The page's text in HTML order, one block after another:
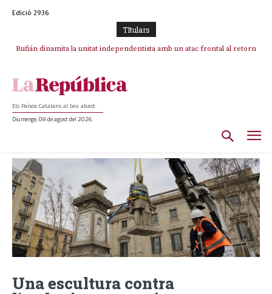
Edició 2936
TItulars
Rufián dinamita la unitat independentista amb un atac frontal al retorn
Els Països Catalans al teu abast
Diumenge, 09 de agost del 2026
Una escultura contra